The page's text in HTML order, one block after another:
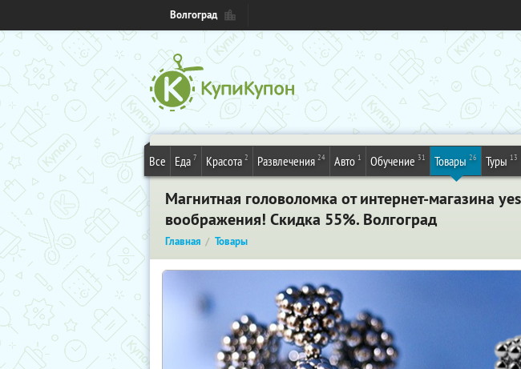
Волгоград
Все Еда 7 Красота 2 Развлечения 24 Авто 1 Обучение 31 Товары 26 Туры 13
Магнитная головоломка от интернет-магазина
воображения! Скидка 55%. Волгоград
Главная Товары